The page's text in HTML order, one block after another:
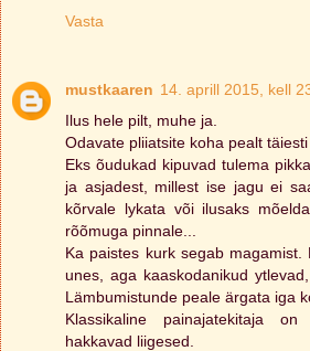
Vasta
mustkaaren 14. aprill 2015, kell
Ilus hele pilt, muhe ja.
Odavate pliiatsite koha pealt täiesti
Eks õudukad kipuvad tulema
ja asjadest, millest ise jagu ei
kõrvale lykata või ilusaks
rõõmuga pinnale...
Ka paistes kurk segab magamist.
unes, aga kaaskodanikud
Lämbumistunde peale ärgata iga
Klassikaline painajatekitaja
hakkavad liigesed.